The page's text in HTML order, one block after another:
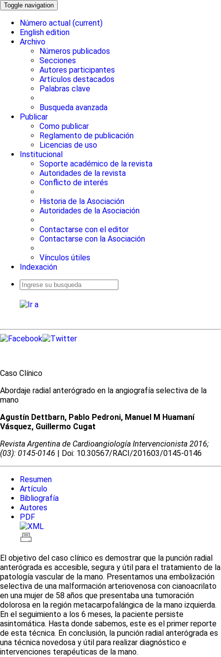
Toggle navigation
Número actual (current)
English edition
Archivo
Números publicados
Secciones
Autores participantes
Artículos destacados
Palabras clave
Busqueda avanzada
Publicar
Como publicar
Reglamento de publicación
Licencias de uso
Institucional
Soporte académico de la revista
Autoridades de la revista
Conflicto de interés
Historia de la Asociación
Autoridades de la Asociación
Contactarse con el editor
Contactarse con la Asociación
Vínculos útiles
Indexación
Caso Clínico
Abordaje radial anterógrado en la angiografía selectiva de la
mano
Agustín Dettbarn, Pablo Pedroni, Manuel M Huamaní
Vásquez, Guillermo Cugat
Revista Argentina de Cardioangiologí­a Intervencionista 2016;
(03): 0145-0146 | Doi: 10.30567/RACI/201603/0145-0146
Resumen
Artículo
Bibliografía
Autores
PDF
El objetivo del caso clínico es demostrar que la punción radial
anterógrada es accesible, segura y útil para el tratamiento de la
patología vascular de la mano. Presentamos una embolización
selectiva de una malformación arteriovenosa con cianoacrilato
en una mujer de 58 años que presentaba una tumoración
dolorosa en la región metacarpofalángica de la mano izquierda.
En el seguimiento a los 6 meses, la paciente persiste
asintomática. Hasta donde sabemos, este es el primer reporte
de esta técnica. En conclusión, la punción radial anterógrada es
una técnica novedosa y útil para realizar diagnóstico e
intervenciones terapéuticas de la mano.